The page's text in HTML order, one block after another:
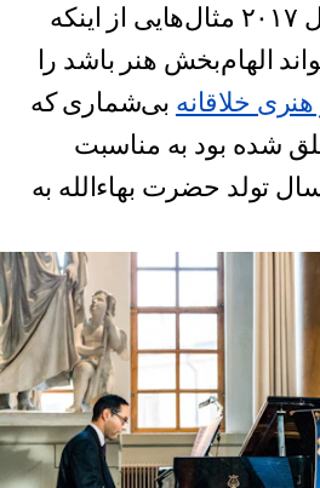
برگزار می‌شود، سال ۲۰۱۷ مثال‌هایی از اینکه
الهام‌بخش هنر باشد را
هنری خلاقانه بی‌شماری که
شده بود به مناسبت
تولد حضرت بهاءالله به